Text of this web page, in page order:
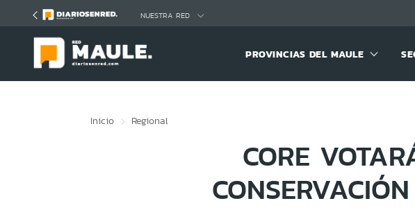
NUESTRA RED
PROVINCIAS DEL MAULE
Inicio Regional
CORE